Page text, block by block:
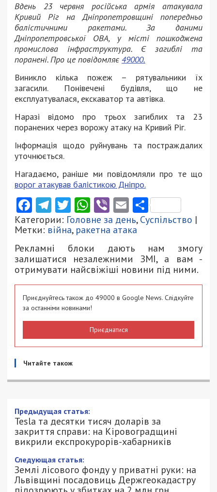
Вдень 23 червня російська армія атакувала
Кривий Ріг на Дніпропетровщині попередньо
балістичними ракетами. За даними
Дніпропетровської ОВА, у місті пошкоджена
промислова інфраструктура. Є загиблі та
поранені. Про це повідомляє 49000.
Виникло кілька пожеж – рятувальники їх
загасили. Понівечені будівля, що не
експлуатувалася, екскаватор та автівка.
Наразі відомо про трьох загиблих та 23
поранених через ворожу атаку на Кривий Ріг.
Інформація щодо руйнувань та постраждалих
уточнюється.
Нагадаємо, раніше ми повідомляли про те що
ворог атакував балістикою Дніпро.
Facebook
Telegram
Twitter
WhatsApp
ViberEmail
Категории: Головне за день,Суспільство |
Метки: війна, ракетна атака
Рекламні блоки дають нам змогу
залишатися незалежними ЗМІ, а вам -
отримувати найсвіжіші новини під ними.
Приєднуйтесь також до 49000 в Google News. Слідкуйте
за останніми новинами!
Приєднатися
Читайте також
Предыдущая статья:
Tesla та десятки тисяч доларів за
закриття справи: на Кіровоградщині
викрили експрокурорів-хабарників
Следующая статья:
Землі лісового фонду у приватні руки: на
Львівщині посадовиць Держгеокадастру